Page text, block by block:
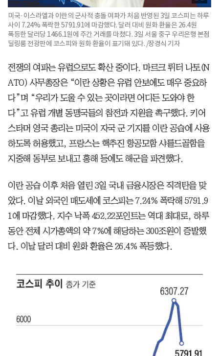
미국·이스라엘과 이란의 군사적 충돌 여파가 처음 반영된 3일 코스피는 하루
사이 7.24% 폭락한 5791.91에 마감했다. 달러 대비 원화 환율은 26.4원
폭등한 달러당 1466.1원에 주간 거래를 마쳤다. 3일 서울 중구 우리은행 본점
딜링룸 전광판에 코스피와 원화 환율이 표기돼 있다. /장경식 기자
전쟁의 여파는 유럽으로도 확산 중이다. 마르크 뤼터 나토(N
ATO) 사무총장은 “이란 상황은 유럽 안보에도 매우 중요하
다”며 “우리가 도울 수 있는 곳이라면 어디든 도와야 한
다”고 유럽 개별 동맹국들의 참전과 지원을 촉구했다. 키어
스타머 영국 총리는 미국이 자국 군 기지를 이란 공습에 사용
하도록 허용했고, 프랑스는 핵추진 항공모함 샤를드골함을
지중해 동부로 보내고 홍해 등에도 해군을 파견했다.
이란 공습 이후 처음 열린 3일 국내 금융시장은 직격탄을 맞
았다. 이날 외국인 매도세에 코스피는 7.24% 폭락해 5791.9
1에 마감했다. 지수 낙폭 452.22포인트는 역대 최대로, 하루
동안 전체 시가총액의 약 7%에 해당하는 300조원이 증발했
다. 이날 달러 대비 원화 환율은 26.4% 폭등했다.